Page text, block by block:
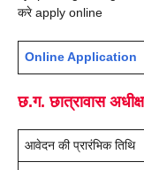
करे apply online
Online Application
छ.ग. छात्रावास
आवेदन की प्रारंभिक तिथि